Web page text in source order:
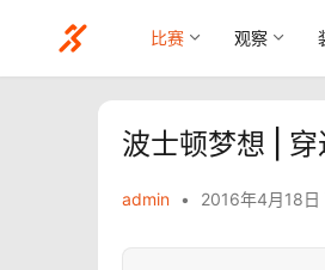
比赛 观察
波士顿梦想 |
admin • 2016年4月18